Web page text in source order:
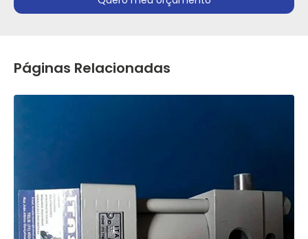
Páginas Relacionadas